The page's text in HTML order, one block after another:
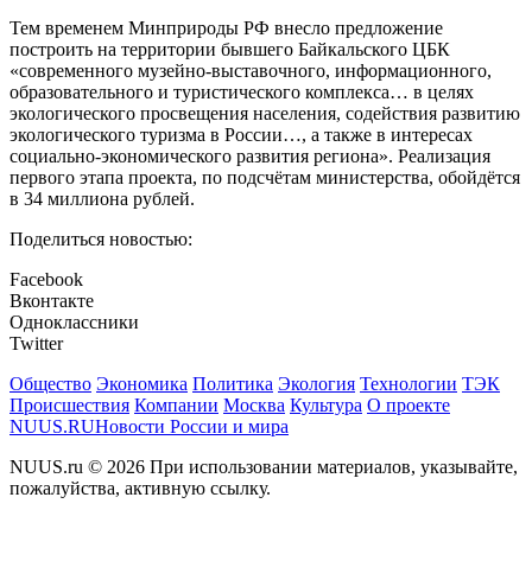
Тем временем Минприроды РФ внесло предложение
построить на территории бывшего Байкальского ЦБК
«современного музейно-выставочного, информационного,
образовательного и туристического комплекса… в целях
экологического просвещения населения, содействия развитию
экологического туризма в России…, а также в интересах
социально-экономического развития региона». Реализация
первого этапа проекта, по подсчётам министерства, обойдётся
в 34 миллиона рублей.
Поделиться новостью:
Facebook
Вконтакте
Одноклассники
Twitter
Общество Экономика Политика Экология Технологии ТЭК
Происшествия Компании Москва Культура О проекте
NUUS.RUНовости России и мира
NUUS.ru © 2026 При использовании материалов, указывайте,
пожалуйства, активную ссылку.